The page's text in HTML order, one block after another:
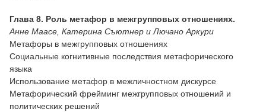
Глава 8. Роль метафор в межгрупповых отношениях.
Анне Маасе, Катерина Съютнер и Лючано Аркури
Метафоры в межгрупповых отношениях
Социальные когнитивные последствия метафорического
языка
Использование метафор в межличностном дискурсе
Метафорический фрейминг межгрупповых отношений и
политических решений